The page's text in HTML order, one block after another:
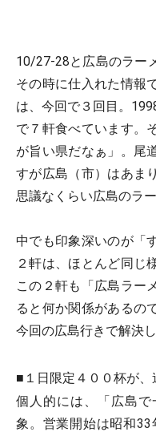
10/27-28と広島のラー
その時に仕入れた情報
は、今回で３回目。
で７軒食べています。
が旨い県だなぁ」。尾
すが広島（市）はあま
思議なくらい広島のラ
中でも印象深いのが「
２軒は、ほとんど同じ
この２軒も「広島ラー
ると何か関係があるの
今回の広島行きで解決
■１日限定４００杯が、
個人的には、「広島
象。営業開始は昭和